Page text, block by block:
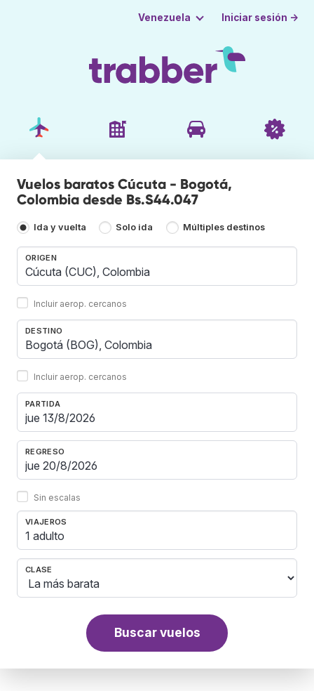
Venezuela Iniciar sesión →
Vuelos baratos Cúcuta - Bogotá,
Colombia desde Bs.S44.047
Ida y vuelta Solo ida Múltiples destinos
ORIGEN
Incluir aerop. cercanos
DESTINO
Incluir aerop. cercanos
PARTIDA
REGRESO
Sin escalas
VIAJEROS
1 adulto
CLASE
Buscar vuelos